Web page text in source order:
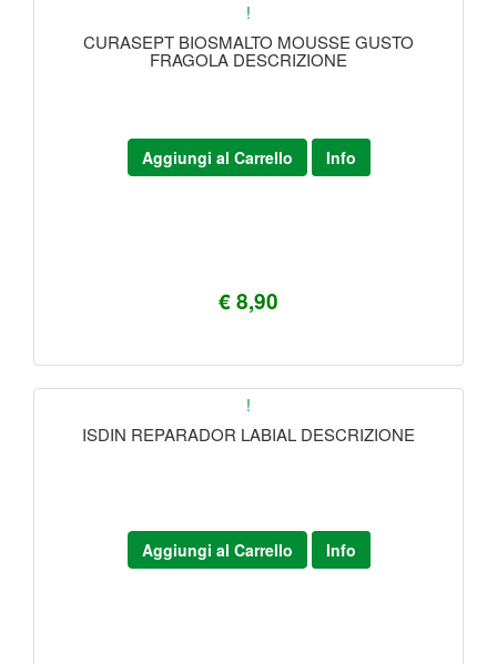
!
CURASEPT BIOSMALTO MOUSSE GUSTO
FRAGOLA DESCRIZIONE
€ 8,90
Aggiungi al Carrello Info
!
ISDIN REPARADOR LABIAL DESCRIZIONE
Aggiungi al Carrello Info